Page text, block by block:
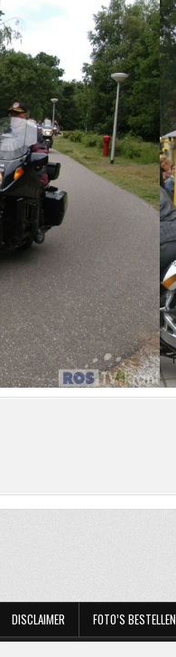
DISCLAIMER FOTO’S BESTELLEN